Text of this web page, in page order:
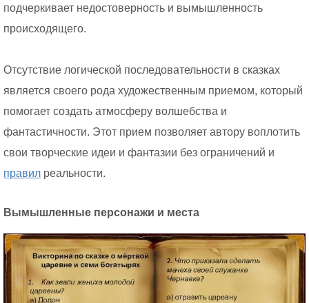
подчеркивает недостоверность и вымышленность
происходящего.
Отсутствие логической последовательности в сказках
является своего рода художественным приемом, который
помогает создать атмосферу волшебства и
фантастичности. Этот прием позволяет автору воплотить
свои творческие идеи и фантазии без ограничений и
правил реальности.
Вымышленные персонажи и места